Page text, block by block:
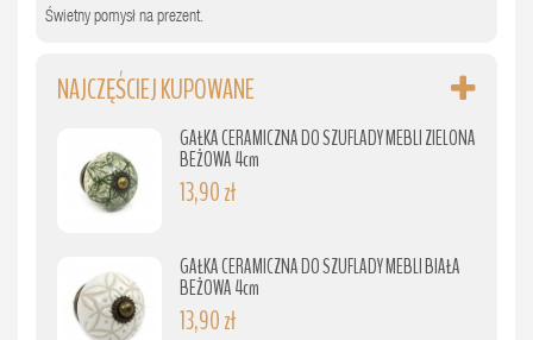
Świetny pomysł na prezent.
NAJCZĘŚCIEJ KUPOWANE
GAŁKA CERAMICZNA DO SZUFLADY MEBLI ZIELONA
BEŻOWA 4cm
13,90 zł
GAŁKA CERAMICZNA DO SZUFLADY MEBLI BIAŁA
BEŻOWA 4cm
13,90 zł